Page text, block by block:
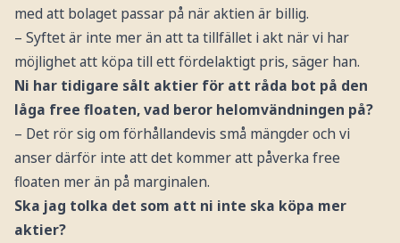
med att bolaget passar på när aktien är billig.
– Syftet är inte mer än att ta tillfället i akt när vi har
möjlighet att köpa till ett fördelaktigt pris, säger han.
Ni har tidigare sålt aktier för att råda bot på den
låga free floaten, vad beror helomvändningen på?
– Det rör sig om förhållandevis små mängder och vi
anser därför inte att det kommer att påverka free
floaten mer än på marginalen.
Ska jag tolka det som att ni inte ska köpa mer
aktier?